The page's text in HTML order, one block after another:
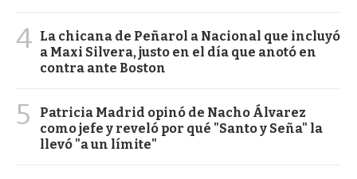
4 La chicana de Peñarol a Nacional que incluyó
a Maxi Silvera, justo en el día que anotó en
contra ante Boston
5
Patricia Madrid opinó de Nacho Álvarez
como jefe y reveló por qué "Santo y Seña" la
llevó "a un límite"